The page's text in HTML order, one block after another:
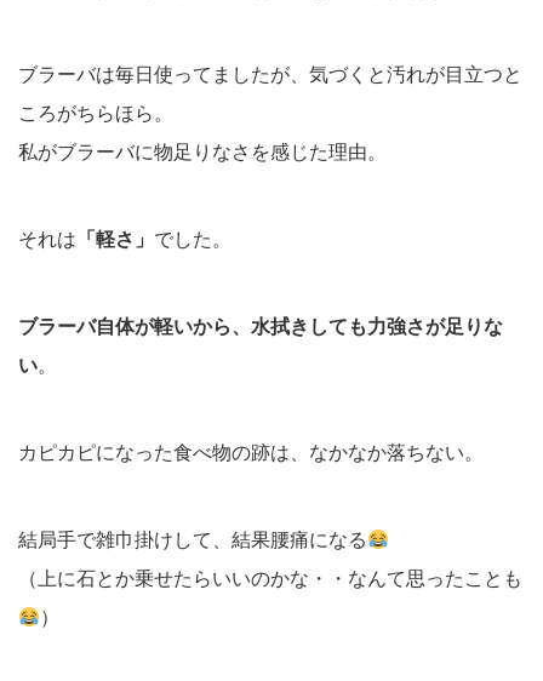
ブラーバは毎日使ってましたが、気づくと汚れが目立つと
ころがちらほら。
私がブラーバに物足りなさを感じた理由。
それは 「軽さ」 でした。
ブラーバ自体が軽いから、水拭きしても力強さが足りな
い。
カピカピになった食べ物の跡は、なかなか落ちない。
結局手で雑巾掛けして、結果腰痛になる
（上に石とか乗せたらいいのかな・・なんて思ったことも
）